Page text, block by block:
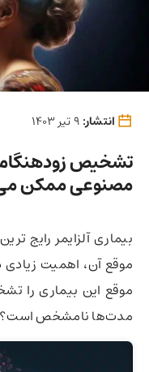
انتشار:
تشخیص
مصنوعی ممکن
بیماری آلزایمر
موقع آن،‌ اهمیت زیادی
موقع این بیماری را
مدت‌ها نامشخص است؟